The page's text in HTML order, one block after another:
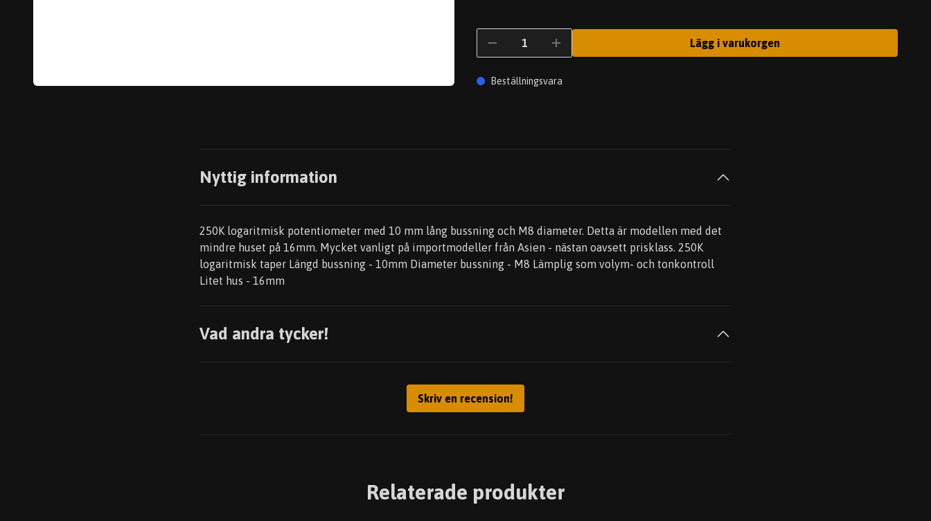
Lägg i varukorgen
Beställningsvara
Nyttig information
250K logaritmisk potentiometer med 10 mm lång bussning och M8 diameter. Detta är modellen med det
mindre huset på 16mm. Mycket vanligt på importmodeller från Asien - nästan oavsett prisklass. 250K
logaritmisk taper Längd bussning - 10mm Diameter bussning - M8 Lämplig som volym- och tonkontroll
Litet hus - 16mm
Vad andra tycker!
Skriv en recension!
Relaterade produkter